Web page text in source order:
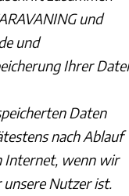
und
und
Ihrer
Daten
nach Ablauf
Internet, wenn wir
Nutzer ist.